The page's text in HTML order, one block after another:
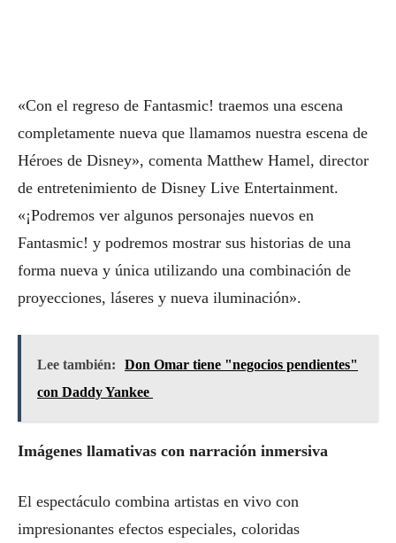
«Con el regreso de Fantasmic! traemos una escena
completamente nueva que llamamos nuestra escena de
Héroes de Disney», comenta Matthew Hamel, director
de entretenimiento de Disney Live Entertainment.
«¡Podremos ver algunos personajes nuevos en
Fantasmic! y podremos mostrar sus historias de una
forma nueva y única utilizando una combinación de
proyecciones, láseres y nueva iluminación».
Lee también:
Don Omar tiene "negocios pendientes"
con Daddy Yankee
Imágenes llamativas con narración inmersiva
El espectáculo combina artistas en vivo con
impresionantes efectos especiales, coloridas